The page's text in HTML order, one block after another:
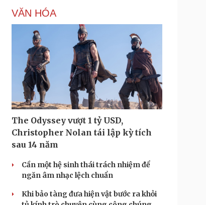
VĂN HÓA
The Odyssey vượt 1 tỷ USD,
Christopher Nolan tái lập kỳ tích
sau 14 năm
Cần một hệ sinh thái trách nhiệm để
ngăn âm nhạc lệch chuẩn
Khi bảo tàng đưa hiện vật bước ra khỏi